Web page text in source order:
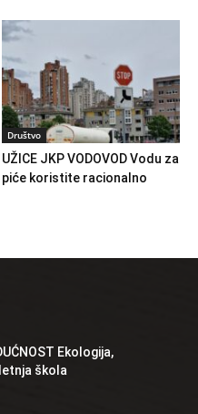
Društvo
UŽICE JKP VODOVOD Vodu za
piće koristite racionalno
Ekologija,
škola